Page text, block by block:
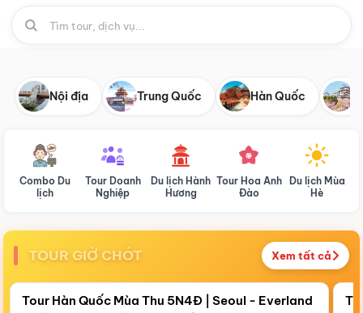
Nội địa Trung Quốc Hàn Quốc
Combo Du
lịch
Tour Doanh
Nghiệp
Du lịch Hành
Hương
Tour Hoa Anh
Đào
Du lịch Mùa
Hè
TOUR GIỜ CHÓT Xem tất cả
Còn19 ngày 00:54:58
Điểm nổi bật
Tour Hàn Quốc Mùa Thu 5N4Đ | Seoul - Everland